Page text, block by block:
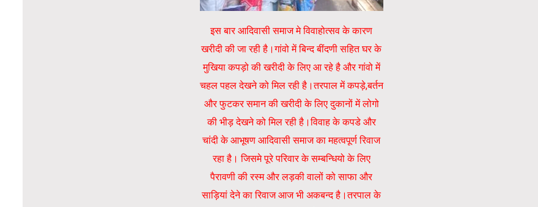
इस बार आदिवासी समाज मे विवाहोत्सव के कारण
खरीदी की जा रही है।गांवो में बिन्द बींदणी सहित घर के
मुखिया कपड़ो की खरीदी के लिए आ रहे है और गांवो में
चहल पहल देखने को मिल रही है।तरपाल में कपड़े,बर्तन
और फुटकर समान की खरीदी के लिए दुकानों में लोगो
की भीड़ देखने को मिल रही है।विवाह के कपडे और
चांदी के आभूषण आदिवासी समाज का महत्वपूर्ण रिवाज
रहा है। जिसमे पूरे परिवार के सम्बन्धियो के लिए
पैरावणी की रस्म और लड़की वालों को साफा और
साड़ियां देने का रिवाज आज भी अकबन्द है।तरपाल के